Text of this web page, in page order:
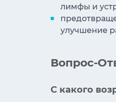
лимфы и
улучшение
Вопрос-
С какого